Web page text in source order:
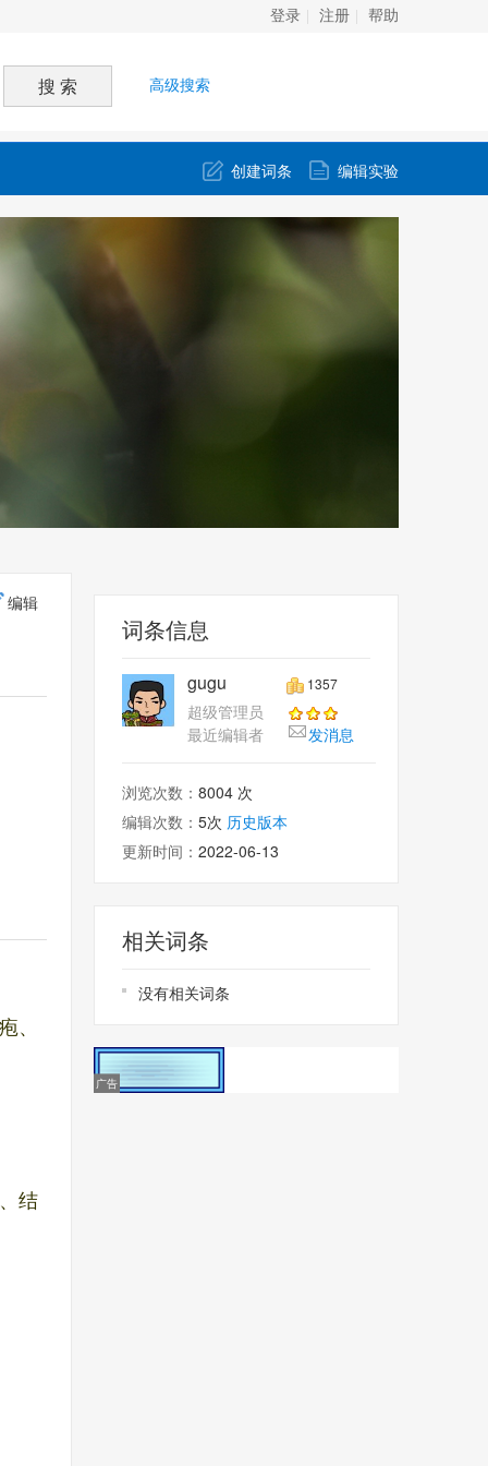
登录 注册 帮助
高级搜索
创建词条 编辑实验
编辑
、
结
词条信息
gugu 1357
超级管理员
最近编辑者
发消息
浏览次数： 8004 次
编辑次数： 5次 历史版本
更新时间： 2022-06-13
相关词条
没有相关词条